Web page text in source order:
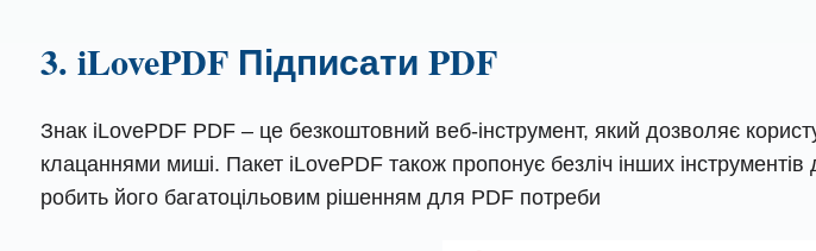
3. iLovePDF Підписати PDF
Знак iLovePDF PDF – це безкоштовний веб-інструмент, який дозволяє
клацаннями миші. Пакет iLovePDF також пропонує безліч інших
робить його багатоцільовим рішенням для PDF потреби